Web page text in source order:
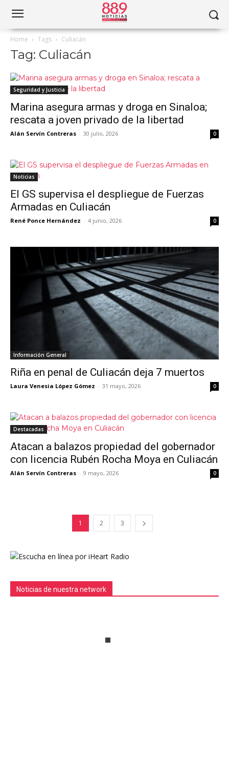
Home Tags Culiacán
Tag: Culiacán
Seguridad y Justicia
Marina asegura armas y droga en Sinaloa;
rescata a joven privado de la libertad
Alán Servín Contreras - 30 julio, 2026 0
Noticias
El GS supervisa el despliegue de Fuerzas
Armadas en Culiacán
René Ponce Hernández - 4 junio, 2026 0
Información General
Riña en penal de Culiacán deja 7 muertos
Laura Venesia López Gómez - 31 mayo, 2026 0
Destacadas
Atacan a balazos propiedad del gobernador
con licencia Rubén Rocha Moya en Culiacán
Alán Servín Contreras - 9 mayo, 2026 0
1 2 3
Noticias de nuestra network